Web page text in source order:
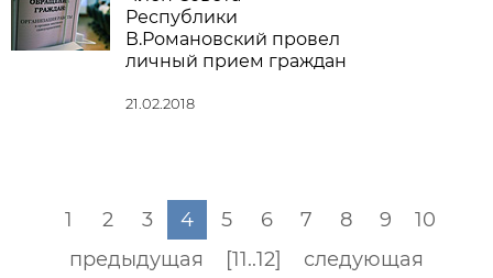
Республики
В.Романовский провел
личный прием граждан
21.02.2018
предыдущая
1 2 3 4 5 6 7 8 9
10
[11..12]
следующая